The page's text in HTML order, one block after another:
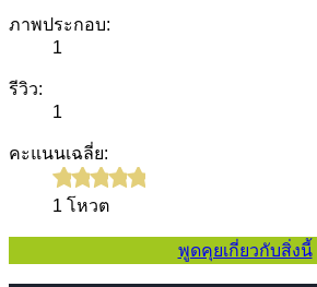
ภาพประกอบ:
1
รีวิว:
1
คะแนนเฉลี่ย:
1 โหวต
พูดคุยเกี่ยวกับสิ่งนี้